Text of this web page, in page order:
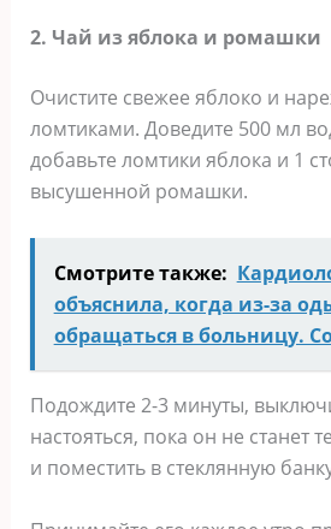
2. Чай из яблока и ромашки
Очистите свежее яблоко и
ломтиками. Доведите 500 мл
добавьте ломтики яблока и 1
высушенной ромашки.
Смотрите также:
объяснила, когда из-за
обращаться в больницу.
Подождите 2-3 минуты,
настояться, пока он не станет
и поместить в стеклянную